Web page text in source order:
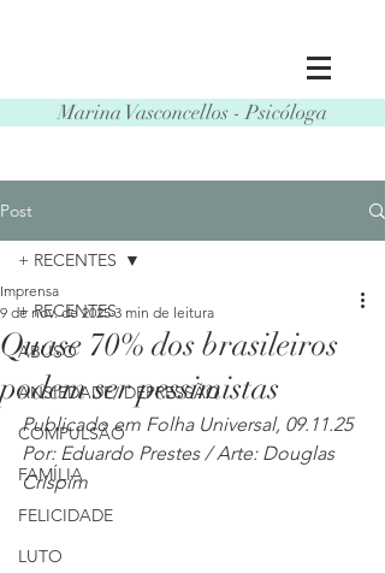
Marina Vasconcellos - Psicóloga
Post
+ RECENTES
ABUSO
ANSIEDADE/ DEPRESSÃO
COMPULSÃO
FAMÍLIA
FELICIDADE
LUTO
+ RECENTES
Quase 70% dos brasileiros
podem ser pessimistas
Imprensa
9 de nov. de 2025 3 min de leitura
Publicado em Folha Universal, 09.11.25
Por: Eduardo Prestes / Arte: Douglas
Crispim